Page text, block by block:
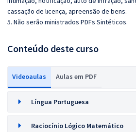
cassação de licença, apreensão de bens.
5. Não serão ministrados PDFs Sintéticos.
Conteúdo deste curso
Videoaulas Aulas em PDF
Língua Portuguesa
Raciocínio Lógico Matemático